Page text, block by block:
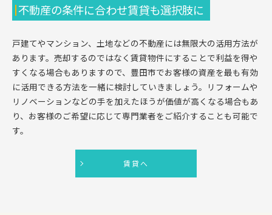
不動産の条件に合わせ賃貸も選択肢に
戸建てやマンション、土地などの不動産には無限大の活用方法が
あります。売却するのではなく賃貸物件にすることで利益を得や
すくなる場合もありますので、豊田市でお客様の資産を最も有効
に活用できる方法を一緒に検討していきましょう。リフォームや
リノベーションなどの手を加えたほうが価値が高くなる場合もあ
り、お客様のご希望に応じて専門業者をご紹介することも可能で
す。
賃貸へ